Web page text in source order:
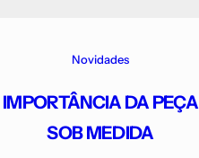
Novidades
IMPORTÂNCIA DA PEÇA
SOB MEDIDA